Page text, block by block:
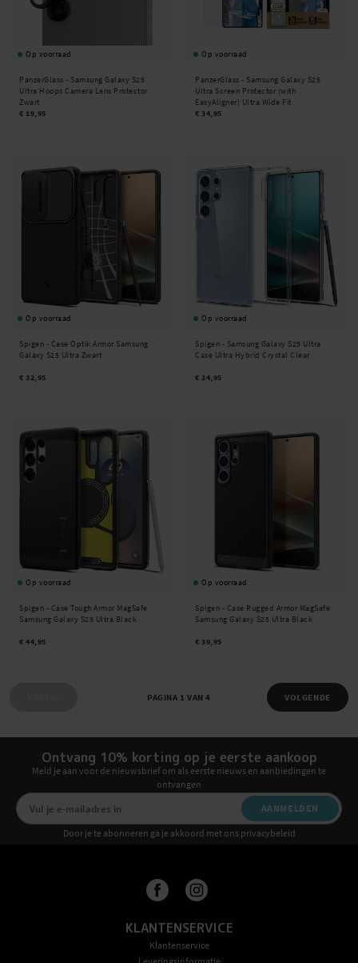
Op voorraad
PanzerGlass - Samsung Galaxy S25
Ultra Hoops Camera Lens Protector
Zwart
€ 19,95
Op voorraad
PanzerGlass - Samsung Galaxy S25
Ultra Screen Protector (with
EasyAligner) Ultra Wide Fit
€ 34,95
Op voorraad
Spigen - Case Optik Armor Samsung
Galaxy S25 Ultra Zwart
€ 32,95
Op voorraad
Spigen - Samsung Galaxy S25 Ultra
Case Ultra Hybrid Crystal Clear
€ 24,95
Op voorraad
Spigen - Case Tough Armor MagSafe
Samsung Galaxy S25 Ultra Black
€ 44,95
Op voorraad
Spigen - Case Rugged Armor MagSafe
Samsung Galaxy S25 Ultra Black
€ 39,95
PAGINA 1 VAN 4 VOLGENDE
Ontvang 10% korting op je eerste aankoop
Meld je aan voor de nieuwsbrief om als eerste nieuws en aanbiedingen te
ontvangen
AANMELDEN
Door je te abonneren ga je akkoord met ons privacybeleid
KLANTENSERVICE
Klantenservice